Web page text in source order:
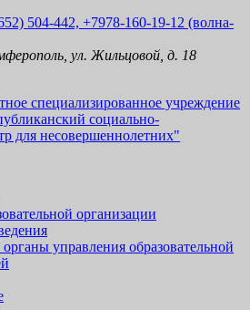
504-442, +7978-160-19-12 (волна-
ул. Жильцовой, д. 18
специализированное учреждение
социально-
для несовершеннолетних"
организации
управления образовательной